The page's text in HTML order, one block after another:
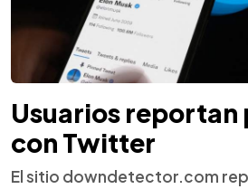
Usuarios reportan
con Twitter
El sitio downdetector.com